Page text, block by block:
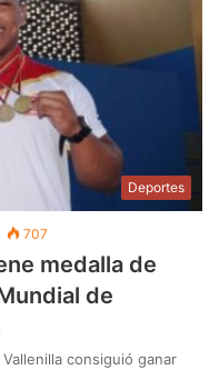
Deportes
707
medalla de
de
consiguió ganar